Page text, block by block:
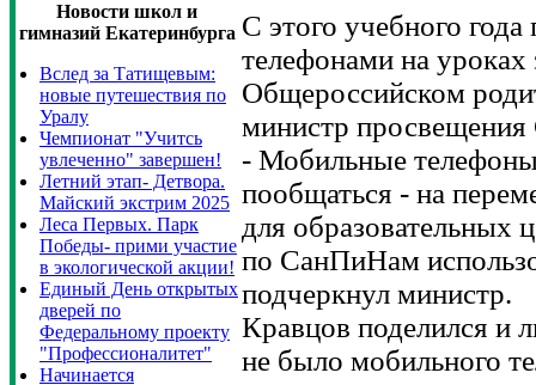
Новости школ и
гимназий Екатеринбурга
Вслед за Татищевым:
новые путешествия по
Уралу
Чемпионат "Учитсь
увлеченно" завершен!
Летний этап- Детвора.
Майский экстрим 2025
Леса Первых. Парк
Победы- прими участие
в экологической акции!
Единый День открытых
дверей по
Федеральному проекту
"Профессионалитет"
Начинается
С этого учебного
телефонами на
Общероссийском
министр просвещения
- Мобильные
пообщаться - на
для образовательных
по СанПиНам
подчеркнул министр.
Кравцов поделился
не было мобильного